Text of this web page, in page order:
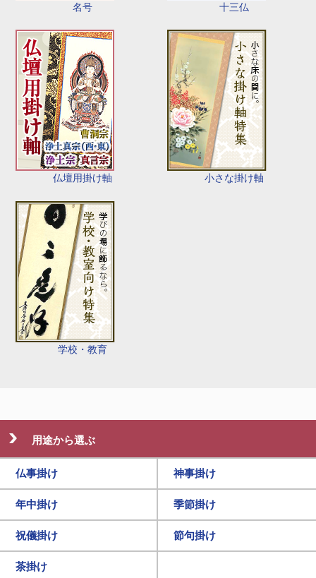
名号 十三仏
仏壇用掛け軸 小さな掛け軸
学校・教育
用途から選ぶ
仏事掛け 神事掛け
年中掛け 季節掛け
祝儀掛け 節句掛け
茶掛け